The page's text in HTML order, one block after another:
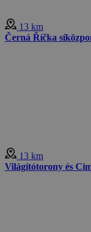
13 km
Černá Říčka
13 km
Világítótorony és